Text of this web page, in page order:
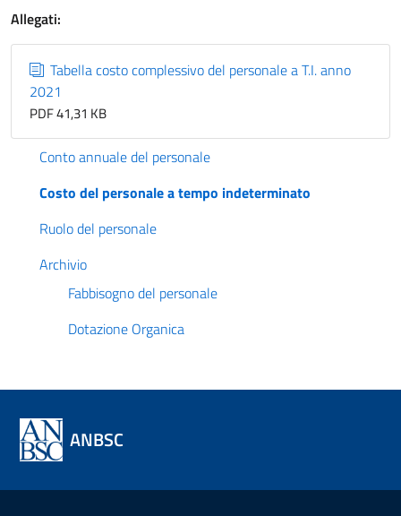
Allegati:
Tabella costo complessivo del personale a T.I. anno
2021
PDF 41,31 KB
Conto annuale del personale
Costo del personale a tempo indeterminato
Ruolo del personale
Archivio
Fabbisogno del personale
Dotazione Organica
ANBSC